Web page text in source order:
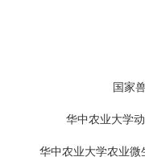
国家
华中农业大学
华中农业大学农业微